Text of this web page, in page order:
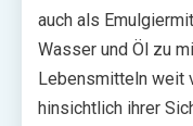
auch als
Wasser und Öl zu
Lebensmitteln weit
hinsichtlich ihrer